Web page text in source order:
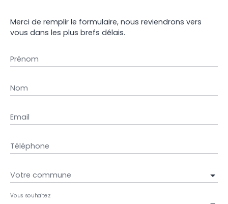
Merci de remplir le formulaire, nous reviendrons vers
vous dans les plus brefs délais.
Prénom
Nom
Email
Téléphone
Votre commune
Vous souhaitez